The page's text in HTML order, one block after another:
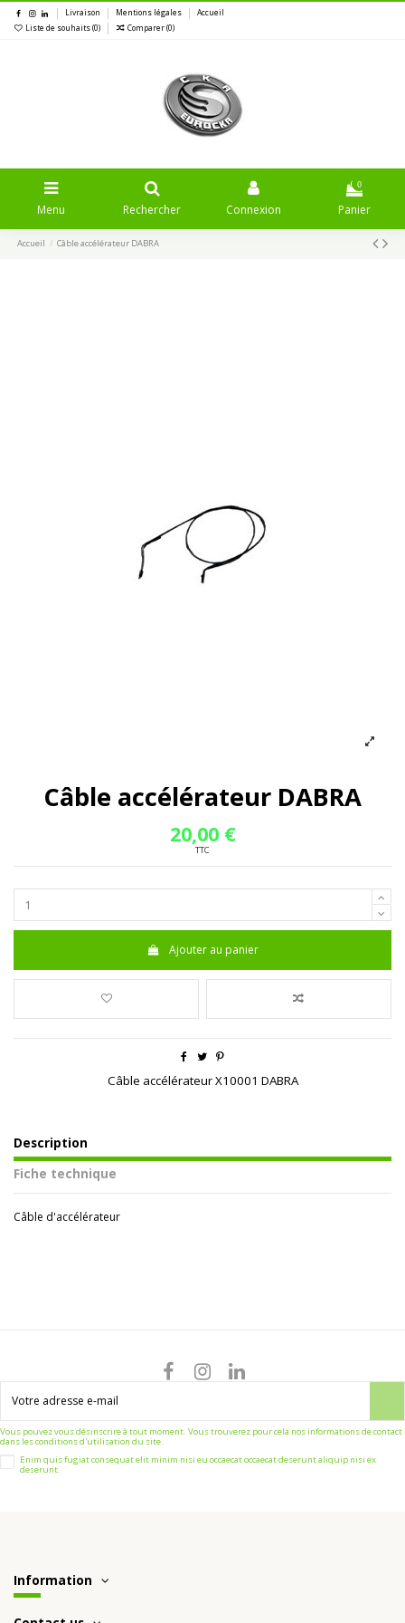
Livraison Mentions légales
Accueil
Liste de souhaits (0) Comparer (0)
Menu Rechercher Connexion
0
Panier
Accueil Câble accélérateur DABRA
Câble accélérateur DABRA
20,00 €
TTC
Ajouter au panier
Câble accélérateur X10001 DABRA
Description
Fiche technique
Câble d'accélérateur
Vous pouvez vous désinscrire à tout moment. Vous trouverez pour cela nos informations de contact
dans les conditions d'utilisation du site.
Enim quis fugiat consequat elit minim nisi eu occaecat occaecat deserunt aliquip nisi ex
deserunt.
Information